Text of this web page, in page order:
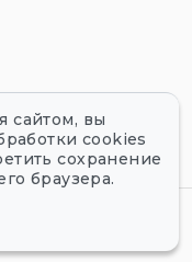
соглашение
сайтом, вы
cookies
сохранение
браузера.